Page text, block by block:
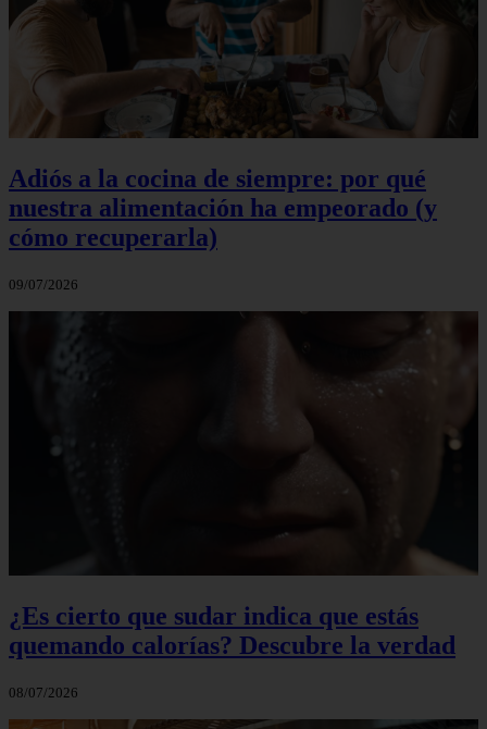
Adiós a la cocina de siempre: por qué
nuestra alimentación ha empeorado (y
cómo recuperarla)
09/07/2026
¿Es cierto que sudar indica que estás
quemando calorías? Descubre la verdad
08/07/2026